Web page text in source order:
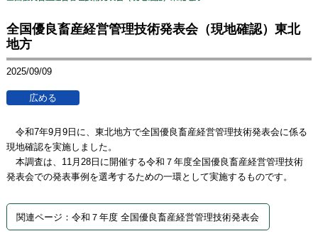
全国優良畜産経営管理技術発表会（現地確認）東北
地方
2025/09/09
令和7年9月9日に、東北地方で全国優良畜産経営管理技術発表会に係る
現地確認を実施しました。
本調査は、11月28日に開催する令和７年度全国優良畜産経営管理技術
発表会での発表事例を選考するための一環として実施するものです。
関連ページ：令和７年度 全国優良畜産経営管理技術発表会